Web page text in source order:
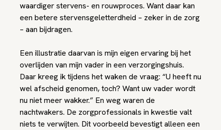
waardiger stervens- en rouwproces. Want daar kan
een betere stervensgeletterdheid – zeker in de zorg
– aan bijdragen.
Een illustratie daarvan is mijn eigen ervaring bij het
overlijden van mijn vader in een verzorgingshuis.
Daar kreeg ik tijdens het waken de vraag: “U heeft nu
wel afscheid genomen, toch? Want uw vader wordt
nu niet meer wakker.” En weg waren de
nachtwakers. De zorgprofessionals in kwestie valt
niets te verwijten. Dit voorbeeld bevestigt alleen een